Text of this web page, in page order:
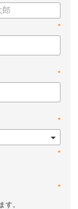
*
*
*
*
*
す。